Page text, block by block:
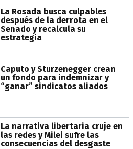
La Rosada busca culpables
después de la derrota en el
Senado y recalcula su
estrategia
Caputo y Sturzenegger crean
un fondo para indemnizar y
“ganar” sindicatos aliados
La narrativa libertaria cruje en
las redes y Milei sufre las
consecuencias del desgaste